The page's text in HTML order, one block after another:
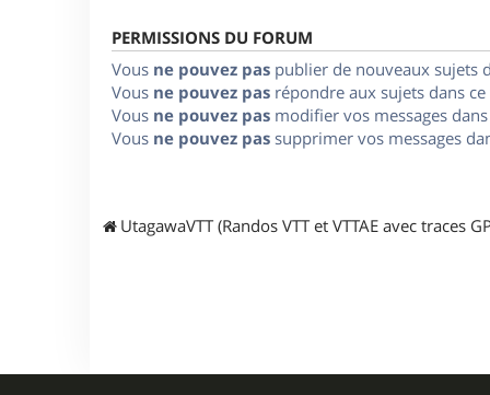
PERMISSIONS DU FORUM
Vous ne pouvez pas publier de nouveaux sujets
Vous ne pouvez pas répondre aux sujets dans
Vous ne pouvez pas modifier vos messages
Vous ne pouvez pas supprimer vos messages
UtagawaVTT (Randos VTT et VTTAE avec traces